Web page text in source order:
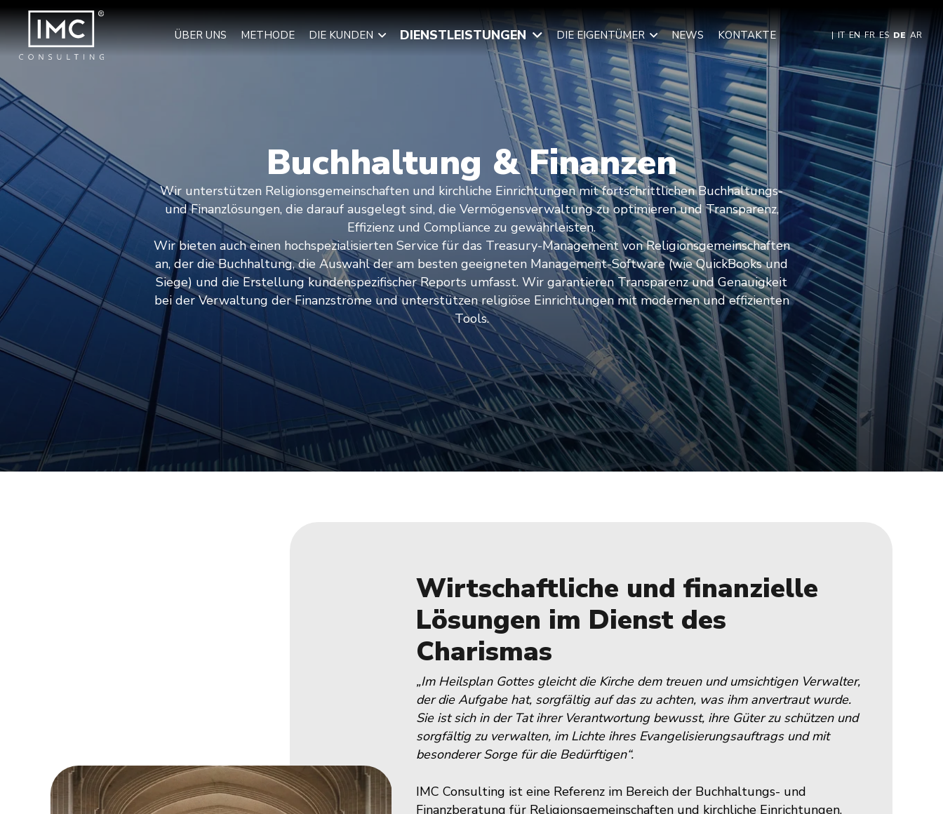
ÜBER UNS METHODE DIE KUNDEN DIENSTLEISTUNGEN DIE EIGENTÜMER NEWS KONTAKTE | IT EN FR ES DE AR
Buchhaltung & Finanzen
Wir unterstützen Religionsgemeinschaften und kirchliche Einrichtungen mit fortschrittlichen Buchhaltungs-
und Finanzlösungen, die darauf ausgelegt sind, die Vermögensverwaltung zu optimieren und Transparenz,
Effizienz und Compliance zu gewährleisten.
Wir bieten auch einen hochspezialisierten Service für das Treasury-Management von Religionsgemeinschaften
an, der die Buchhaltung, die Auswahl der am besten geeigneten Management-Software (wie QuickBooks und
Siege) und die Erstellung kundenspezifischer Reports umfasst. Wir garantieren Transparenz und Genauigkeit
bei der Verwaltung der Finanzströme und unterstützen religiöse Einrichtungen mit modernen und effizienten
Tools.
Wirtschaftliche und finanzielle
Lösungen im Dienst des
Charismas
„Im Heilsplan Gottes gleicht die Kirche dem treuen und umsichtigen Verwalter,
der die Aufgabe hat, sorgfältig auf das zu achten, was ihm anvertraut wurde.
Sie ist sich in der Tat ihrer Verantwortung bewusst, ihre Güter zu schützen und
sorgfältig zu verwalten, im Lichte ihres Evangelisierungsauftrags und mit
besonderer Sorge für die Bedürftigen“.
IMC Consulting ist eine Referenz im Bereich der Buchhaltungs- und
Finanzberatung für Religionsgemeinschaften und kirchliche Einrichtungen.